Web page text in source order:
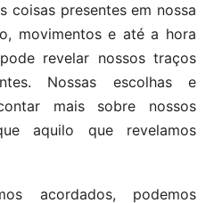
coisas presentes em nossa
movimentos e até a hora
revelar nossos traços
Nossas escolhas e
mais sobre nossos
aquilo que revelamos
acordados, podemos